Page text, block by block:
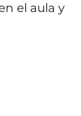
el aula y